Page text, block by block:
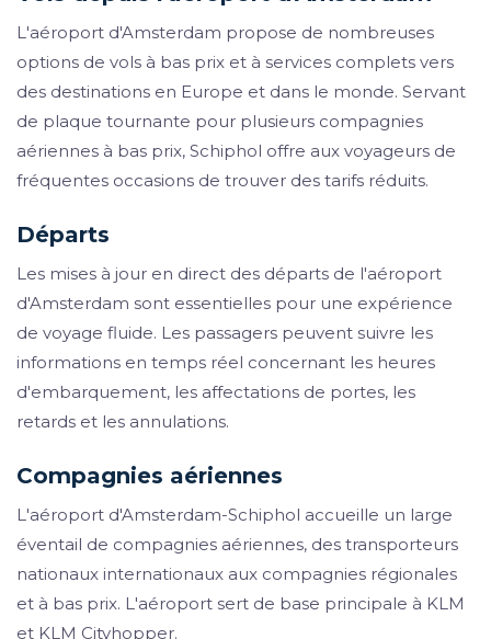
L'aéroport d'Amsterdam propose de nombreuses
options de vols à bas prix et à services complets vers
des destinations en Europe et dans le monde. Servant
de plaque tournante pour plusieurs compagnies
aériennes à bas prix, Schiphol offre aux voyageurs de
fréquentes occasions de trouver des tarifs réduits.
Départs
Les mises à jour en direct des départs de l'aéroport
d'Amsterdam sont essentielles pour une expérience
de voyage fluide. Les passagers peuvent suivre les
informations en temps réel concernant les heures
d'embarquement, les affectations de portes, les
retards et les annulations.
Compagnies aériennes
L'aéroport d'Amsterdam-Schiphol accueille un large
éventail de compagnies aériennes, des transporteurs
nationaux internationaux aux compagnies régionales
et à bas prix. L'aéroport sert de base principale à KLM
et KLM Cityhopper.